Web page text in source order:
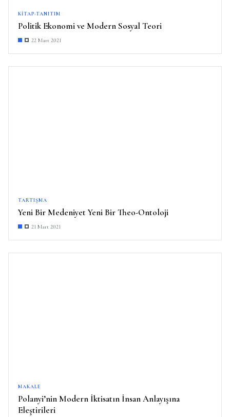
KITAP-TANITIM
Politik Ekonomi ve Modern Sosyal Teori
22 Mart 2021
TARTIŞMA
Yeni Bir Medeniyet Yeni Bir Theo-Ontoloji
21 Mart 2021
MAKALE
Polanyi’nin Modern İktisatın İnsan Anlayışına
Eleştirileri